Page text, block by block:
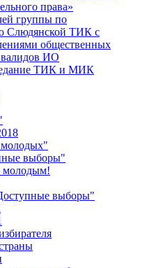
права»
группы по
Слюдянской ТИК с
общественных
ИО
ТИК и МИК
выборы"
молодым!
выборы"